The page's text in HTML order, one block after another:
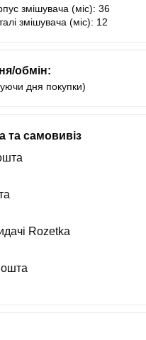
змішувача (міс): 36
змішувача (міс): 12
обмін:
дня покупки)
та самовивіз
Rozetka